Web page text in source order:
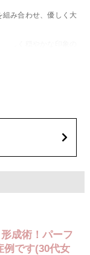
み合わせ、優しく大
しく穏やかな印象の
感染症、左右差、後
抜ける、結膜腫脹な
成術！パーフ
例です(30代女